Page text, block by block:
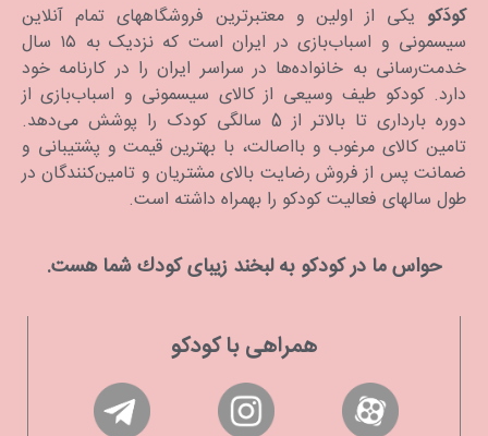
کودَکو یکی از اولین و معتبرترین فروشگاههای تمام آنلاین
سیسمونی و اسباب‌بازی در ایران است که نزدیک به ۱۵ سال
خدمت‌رسانی به خانواده‌ها در سراسر ایران را در کارنامه خود
دارد. كودكو طیف وسیعی از کالای سیسمونی و اسباب‌بازی از
دوره بارداری تا بالاتر از 5 سالگی کودک را پوشش می‌دهد.
تامین کالای مرغوب و بااصالت، با بهترین قیمت و پشتیبانی و
ضمانت پس از فروش رضایت بالای مشتریان و تامین‌کنندگان در
طول سالهای فعالیت کودکو را بهمراه داشته است.
حواس ما در كودكو به لبخند زیبای كودك شما هست.
همراهی با کودکو